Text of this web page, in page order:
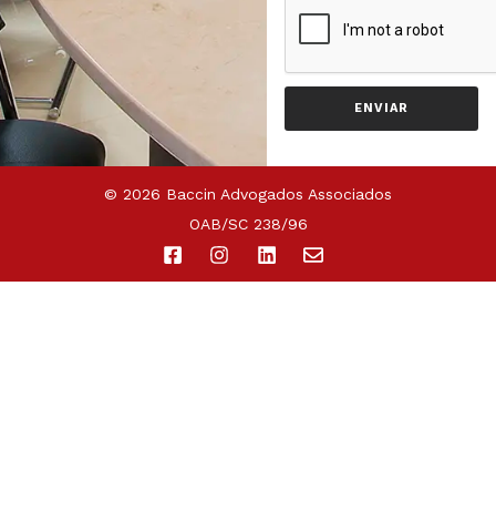
ENVIAR
© 2026 Baccin Advogados Associados
OAB/SC 238/96